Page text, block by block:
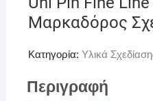
Μαρκαδόρος
Κατηγορία: Υλικά
Περιγραφή